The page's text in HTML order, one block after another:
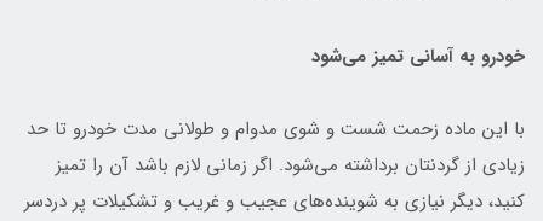
خودرو به آسانی تمیز می‌شود
با این ماده زحمت شست و شوی مدوام و طولانی مدت خودرو تا حد
زیادی از گردنتان برداشته می‌شود. اگر زمانی لازم باشد آن را تمیز
کنید، دیگر نیازی به شوینده‌های عجیب و غریب و تشکیلات پر دردسر